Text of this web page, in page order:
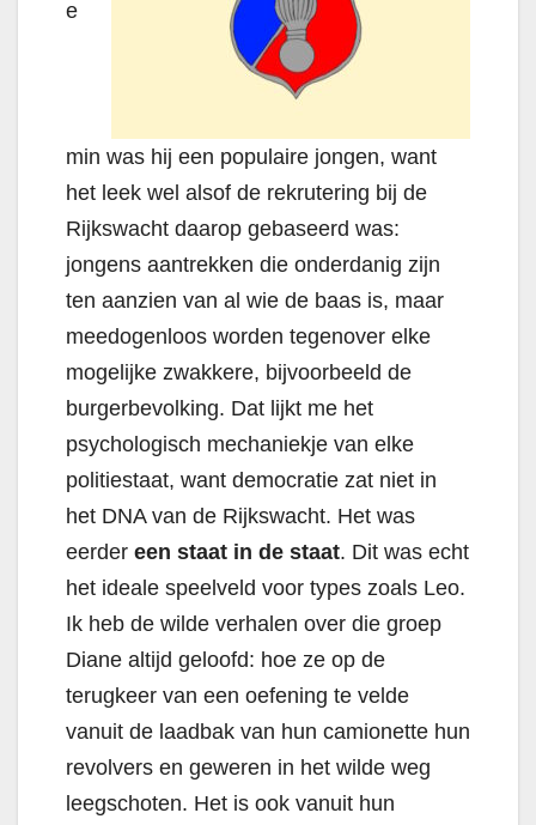
e
min was hij een populaire jongen, want
het leek wel alsof de rekrutering bij de
Rijkswacht daarop gebaseerd was:
jongens aantrekken die onderdanig zijn
ten aanzien van al wie de baas is, maar
meedogenloos worden tegenover elke
mogelijke zwakkere, bijvoorbeeld de
burgerbevolking. Dat lijkt me het
psychologisch mechaniekje van elke
politiestaat, want democratie zat niet in
het DNA van de Rijkswacht. Het was
eerder een staat in de staat. Dit was echt
het ideale speelveld voor types zoals Leo.
Ik heb de wilde verhalen over die groep
Diane altijd geloofd: hoe ze op de
terugkeer van een oefening te velde
vanuit de laadbak van hun camionette hun
revolvers en geweren in het wilde weg
leegschoten. Het is ook vanuit hun